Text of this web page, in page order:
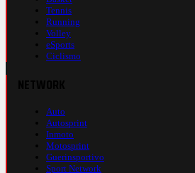
Tennis
Running
Volley
eSports
Ciclismo
Auto
Autosprint
Inmoto
Motosprint
Guerinsportivo
Sport Network